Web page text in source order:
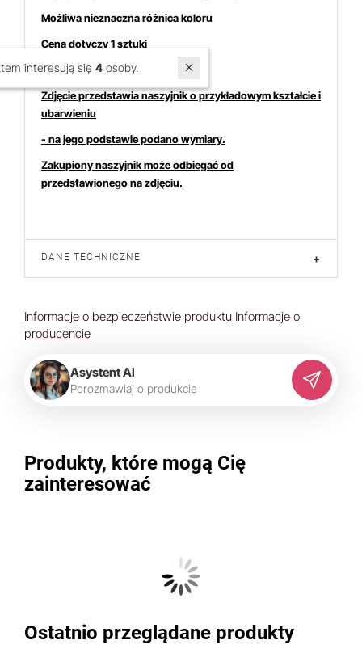
Możliwa nieznaczna różnica koloru
Cena dotyczy 1 sztuki
Zdjęcie przedstawia naszyjnik o przykładowym kształcie i
ubarwieniu
- na jego podstawie podano wymiary.
Zakupiony naszyjnik może odbiegać od
przedstawionego na zdjęciu.
DANE TECHNICZNE +
Informacje o bezpieczeństwie produktu Informacje o
producencie
Asystent AI
Porozmawiaj o produkcie
Produkty, które mogą Cię
zainteresować
Ostatnio przeglądane produkty
W ostatnich 7 dniach produktem interesują się